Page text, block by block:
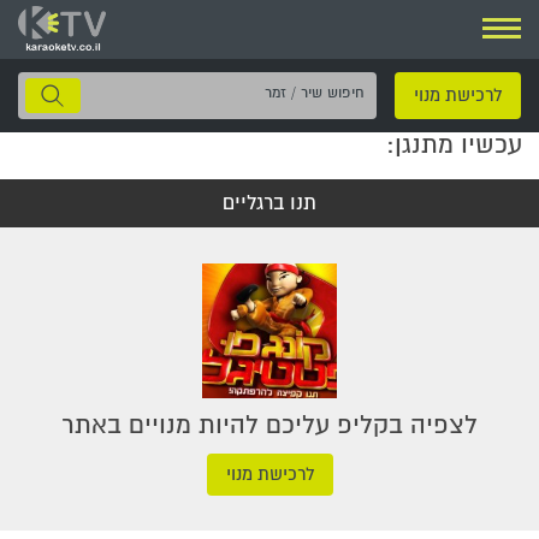
ניווט
לרכישת מנוי
חיפוש
שיר
עכשיו מתנגן:
תנו ברגליים
לצפיה בקליפ עליכם להיות מנויים באתר
לרכישת מנוי